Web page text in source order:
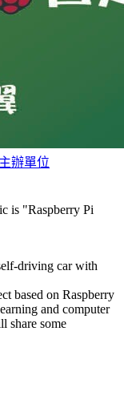
辦單位
is "Raspberry Pi
driving car with
based on Raspberry
and computer
share some